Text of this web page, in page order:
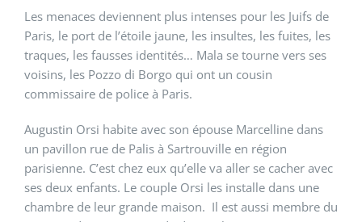
Les menaces deviennent plus intenses pour les Juifs de
Paris, le port de l’étoile jaune, les insultes, les fuites, les
traques, les fausses identités… Mala se tourne vers ses
voisins, les Pozzo di Borgo qui ont un cousin
commissaire de police à Paris.
Augustin Orsi habite avec son épouse Marcelline dans
un pavillon rue de Palis à Sartrouville en région
parisienne. C’est chez eux qu’elle va aller se cacher avec
ses deux enfants. Le couple Orsi les installe dans une
chambre de leur grande maison. Il est aussi membre du